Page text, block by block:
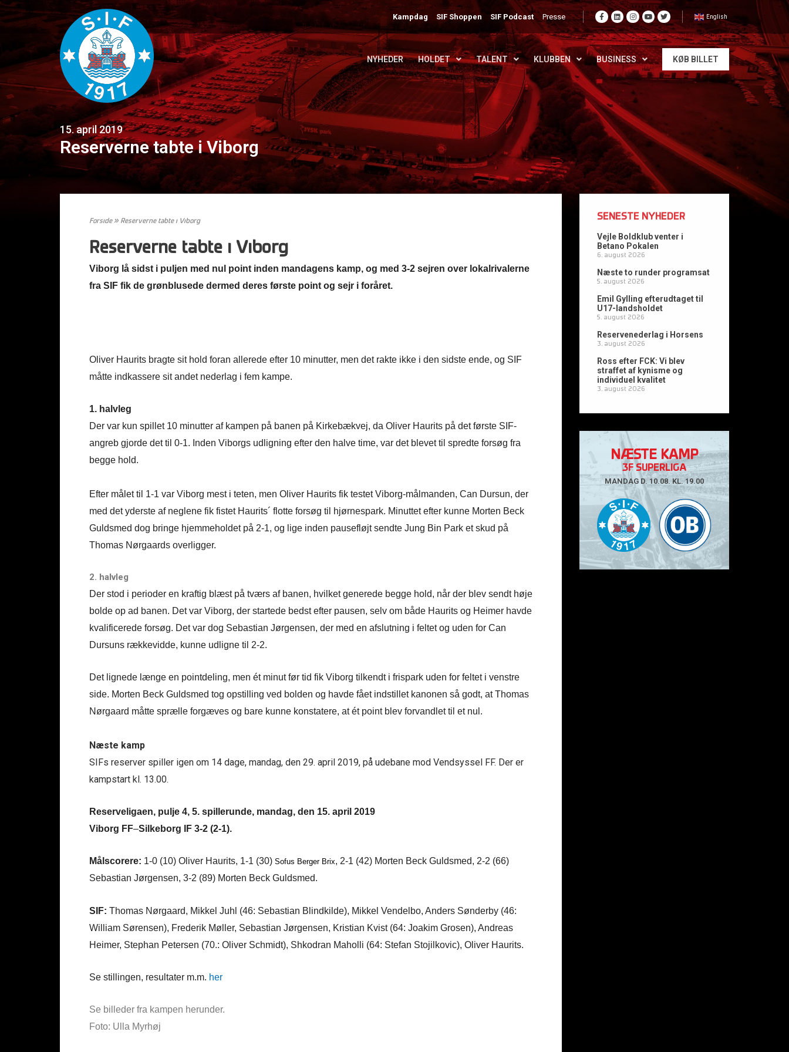
Kampdag SIF Shoppen SIF Podcast Presse English
NYHEDER HOLDET TALENT KLUBBEN BUSINESS KØB BILLET
15. april 2019
Reserverne tabte i Viborg
Forside» Reserverne tabte i Viborg
Reserverne tabte i Viborg
Viborg lå sidst i puljen med nul point inden mandagens kamp, og med 3-2 sejren over lokalrivalerne
fra SIF fik de grønblusede dermed deres første point og sejr i foråret.
Oliver Haurits bragte sit hold foran allerede efter 10 minutter, men det rakte ikke i den sidste ende, og SIF
måtte indkassere sit andet nederlag i fem kampe.
1. halvleg
Der var kun spillet 10 minutter af kampen på banen på Kirkebækvej, da Oliver Haurits på det første SIF-
angreb gjorde det til 0-1. Inden Viborgs udligning efter den halve time, var det blevet til spredte forsøg fra
begge hold.
Efter målet til 1-1 var Viborg mest i teten, men Oliver Haurits fik testet Viborg-målmanden, Can Dursun, der
med det yderste af neglene fik fistet Haurits´ flotte forsøg til hjørnespark. Minuttet efter kunne Morten Beck
Guldsmed dog bringe hjemmeholdet på 2-1, og lige inden pausefløjt sendte Jung Bin Park et skud på
Thomas Nørgaards overligger.
2. halvleg
Der stod i perioder en kraftig blæst på tværs af banen, hvilket generede begge hold, når der blev sendt høje
bolde op ad banen. Det var Viborg, der startede bedst efter pausen, selv om både Haurits og Heimer havde
kvalificerede forsøg. Det var dog Sebastian Jørgensen, der med en afslutning i feltet og uden for Can
Dursuns rækkevidde, kunne udligne til 2-2.
Det lignede længe en pointdeling, men ét minut før tid fik Viborg tilkendt i frispark uden for feltet i venstre
side. Morten Beck Guldsmed tog opstilling ved bolden og havde fået indstillet kanonen så godt, at Thomas
Nørgaard måtte sprælle forgæves og bare kunne konstatere, at ét point blev forvandlet til et nul.
Næste kamp
SIFs reserver spiller igen om 14 dage, mandag, den 29. april 2019, på udebane mod Vendsyssel FF. Der er
kampstart kl. 13.00.
Reserveligaen, pulje 4, 5. spillerunde, mandag, den 15. april 2019
Viborg FF–Silkeborg IF 3-2 (2-1).
Målscorere: 1-0 (10) Oliver Haurits, 1-1 (30) Sofus Berger Brix, 2-1 (42) Morten Beck Guldsmed, 2-2 (66)
Sebastian Jørgensen, 3-2 (89) Morten Beck Guldsmed.
SIF: Thomas Nørgaard, Mikkel Juhl (46: Sebastian Blindkilde), Mikkel Vendelbo, Anders Sønderby (46:
William Sørensen), Frederik Møller, Sebastian Jørgensen, Kristian Kvist (64: Joakim Grosen), Andreas
Heimer, Stephan Petersen (70.: Oliver Schmidt), Shkodran Maholli (64: Stefan Stojilkovic), Oliver Haurits.
Se stillingen, resultater m.m. her
Se billeder fra kampen herunder.
Foto: Ulla Myrhøj
SENESTE NYHEDER
Vejle Boldklub venter i
Betano Pokalen
6. august 2026
Næste to runder programsat
5. august 2026
Emil Gylling efterudtaget til
U17-landsholdet
5. august 2026
Reservenederlag i Horsens
3. august 2026
Ross efter FCK: Vi blev
straffet af kynisme og
individuel kvalitet
3. august 2026
NÆSTE KAMP
3F SUPERLIGA
MANDAG D. 10.08. KL. 19.00